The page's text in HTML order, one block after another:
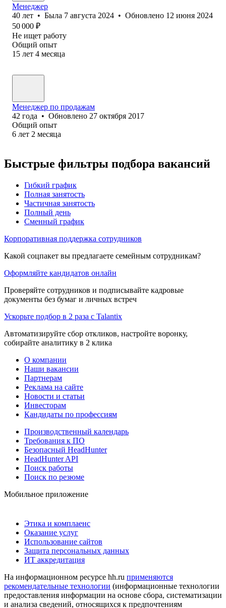
Менеджер
40 лет • Была 7 августа 2024 • Обновлено 12 июня 2024
50 000 ₽
Не ищет работу
Общий опыт
15 лет 4 месяца
Менеджер по продажам
42 года • Обновлено 27 октября 2017
Общий опыт
6 лет 2 месяца
Быстрые фильтры подбора вакансий
Гибкий график
Полная занятость
Частичная занятость
Полный день
Сменный график
Корпоративная поддержка сотрудников
Какой соцпакет вы предлагаете семейным сотрудникам?
Оформляйте кандидатов онлайн
Проверяйте сотрудников и подписывайте кадровые
документы без бумаг и личных встреч
Ускорьте подбор в 2 раза с Talantix
Автоматизируйте сбор откликов, настройте воронку,
собирайте аналитику в 2 клика
О компании
Наши вакансии
Партнерам
Реклама на сайте
Новости и статьи
Инвесторам
Кандидаты по профессиям
Производственный календарь
Требования к ПО
Безопасный HeadHunter
HeadHunter API
Поиск работы
Поиск по резюме
Мобильное приложение
Этика и комплаенс
Оказание услуг
Использование сайтов
Защита персональных данных
ИТ аккредитация
На информационном ресурсе hh.ru применяются
рекомендательные технологии (информационные технологии
предоставления информации на основе сбора, систематизации
и анализа сведений, относящихся к предпочтениям